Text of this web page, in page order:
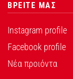
ΒΡΕΙΤΕ ΜΑΣ
Instagram profile
Facebook profile
Νέα προιόντα